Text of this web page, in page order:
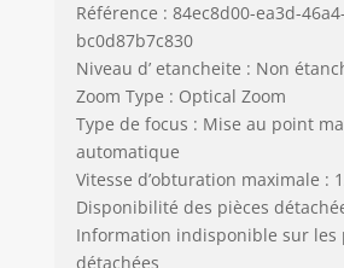
Référence : 84ec8d00-ea3d-
bc0d87b7c830
Niveau d’ etancheite : Non
Zoom Type : Optical Zoom
Type de focus : Mise au point
automatique
Vitesse d’obturation maximale :
Disponibilité des pièces
Information indisponible sur les
détachées